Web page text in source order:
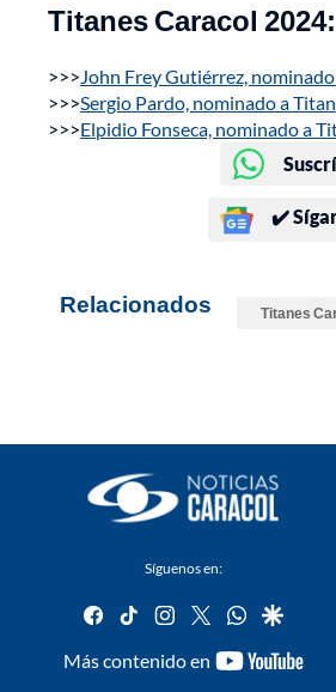
Titanes Caracol 2024:
>>>John Frey Gutiérrez,
>>>Sergio Pardo, nominado a
>>>Elpidio Fonseca, nominado a
✔️
Relacionados Titanes
Síguenos en:
facebook
tiktok instagram
twitterwhatsapp
google
Más contenido en